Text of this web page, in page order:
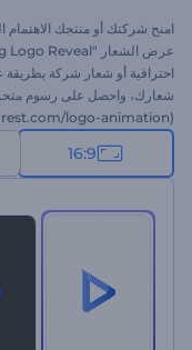
امنح شركتك أو منتجك الاهتمام
احترافية أو شعار شركة
شعارك، واحصل على رسوم
سلسلة من الجسيمات البنّاءة.
التجارية، وعروض المنتجات
16:9